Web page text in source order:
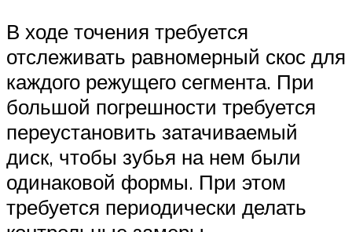
В ходе точения требуется
отслеживать равномерный скос для
каждого режущего сегмента. При
большой погрешности требуется
переустановить затачиваемый
диск, чтобы зубья на нем были
одинаковой формы. При этом
требуется периодически делать